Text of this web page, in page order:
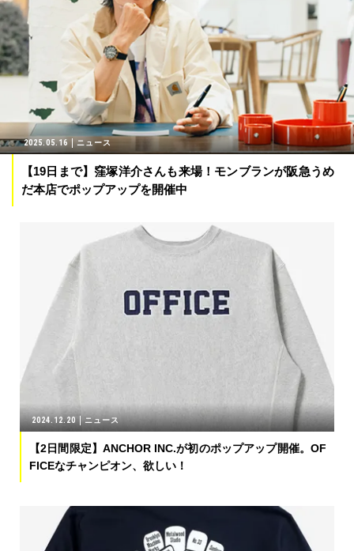
2025.05.16 ニュース
【19日まで】窪塚洋介さんも来場！モンブランが阪急うめ
だ本店でポップアップを開催中
2024.12.20 ニュース
【2日間限定】ANCHOR INC.が初のポップアップ開催。OF
FICEなチャンピオン、欲しい！